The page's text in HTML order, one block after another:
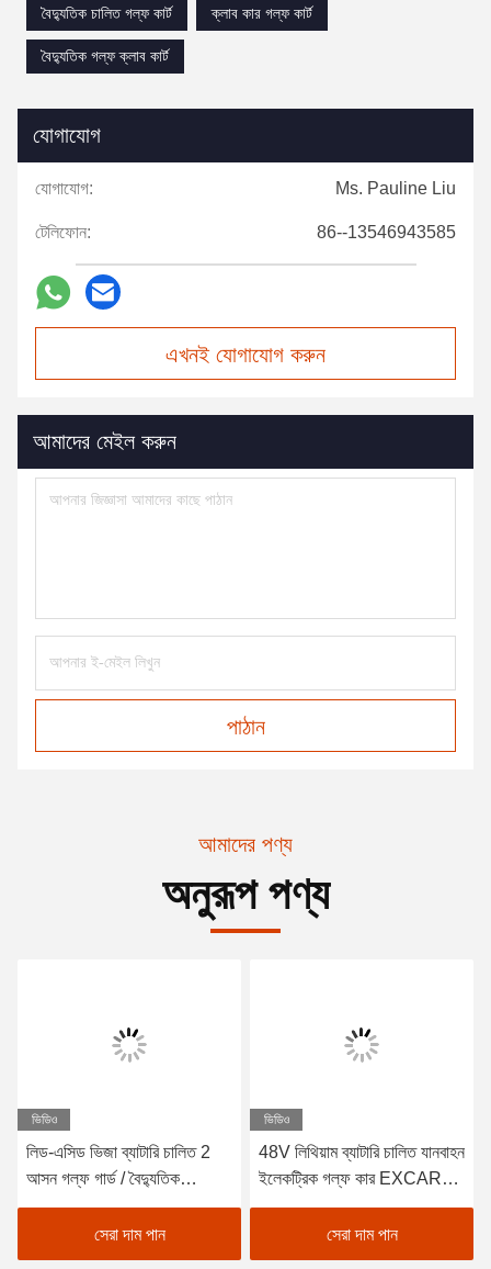
বৈদ্যুতিক চালিত গল্ফ কার্ট
ক্লাব কার গল্ফ কার্ট
বৈদ্যুতিক গল্ফ ক্লাব কার্ট
যোগাযোগ
যোগাযোগ: Ms. Pauline Liu
টেলিফোন: 86--13546943585
এখনই যোগাযোগ করুন
আমাদের মেইল করুন
পাঠান
আমাদের পণ্য
অনুরূপ পণ্য
ভিডিও
লিড-এসিড ভিজা ব্যাটারি চালিত 2
আসন গল্ফ গার্ড / বৈদ্যুতিক
Buggy গাড়ী গল্ফ
সেরা দাম পান
ভিডিও
48V লিথিয়াম ব্যাটারি চালিত যানবাহন
ইলেকট্রিক গল্ফ কার EXCAR
A1S6+2 সাদা
সেরা দাম পান